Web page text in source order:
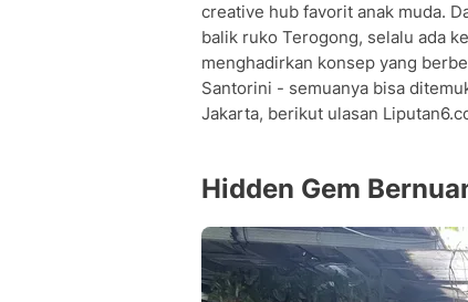
Kisaran Harga dan Budget di
Lokasi, Akses, dan Tips
Tren Gaya Hidup dan Daya Tarik
Tabel Perbandingan 10 Hidden
Tips Praktis Berburu Hidden Gem
creative hub favorit anak muda.
balik ruko Terogong, selalu ada
menghadirkan konsep yang
Santorini - semuanya bisa
Jakarta, berikut ulasan
Hidden Gem